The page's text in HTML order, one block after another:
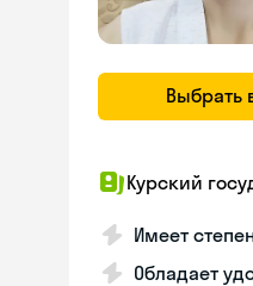
Выбрать
Курский
Имеет
Обладает